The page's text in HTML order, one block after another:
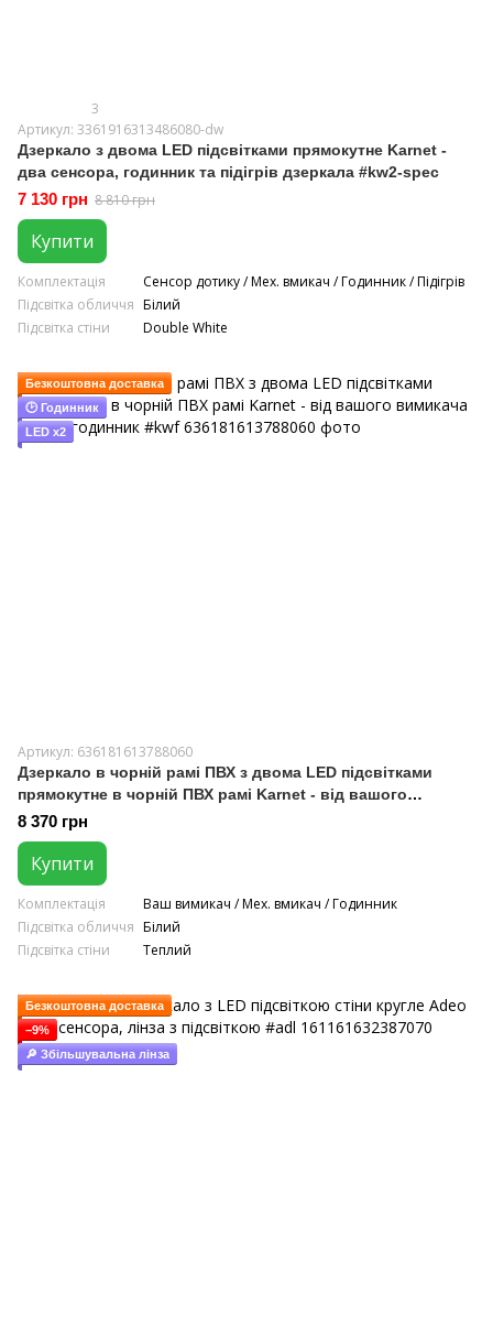
3
Артикул: 3361916313486080-dw
Дзеркало з двома LED підсвітками прямокутне Karnet -
два сенсора, годинник та підігрів дзеркала #kw2-spec
7 130 грн 8 810 грн
Купити
Комплектація
Сенсор дотику / Мех. вмикач / Годинник / Підігрів
Підсвітка обличчя Білий
Підсвітка стіни
Double White
Безкоштовна доставка
🕑 Годинник
LED x2
Артикул: 636181613788060
Дзеркало в чорній рамі ПВХ з двома LED підсвітками
прямокутне в чорній ПВХ рамі Karnet - від вашого
вимикача та має годинник #kwf
8 370 грн
Купити
Комплектація
Ваш вимикач / Мех. вмикач / Годинник
Підсвітка обличчя Білий
Підсвітка стіни
Теплий
Безкоштовна доставка
−9%
🔎 Збільшувальна лінза